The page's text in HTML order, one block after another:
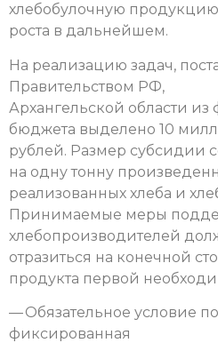
хлебобулочную
роста в дальнейшем.
На реализацию задач,
Правительством РФ,
Архангельской области из
бюджета выделено 10
рублей. Размер субсидии
на одну тонну
реализованных хлеба и
Принимаемые меры
хлебопроизводителей
отразиться на конечной
продукта первой
— Обязательное условие
фиксированная